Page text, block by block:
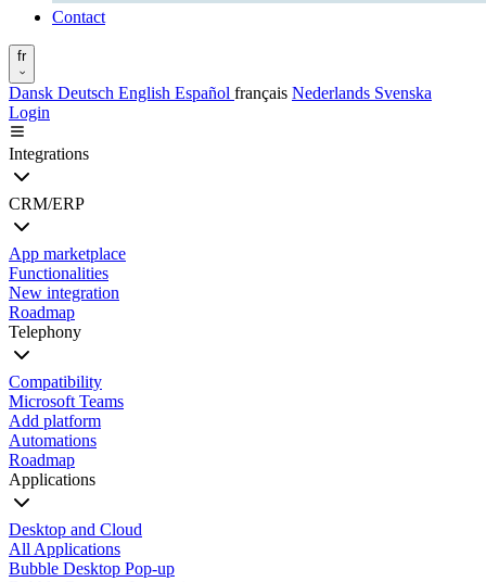
Contact
fr
Dansk Deutsch English Español français Nederlands Svenska
Login
Integrations
CRM/ERP
App marketplace
Functionalities
New integration
Roadmap
Telephony
Compatibility
Microsoft Teams
Add platform
Automations
Roadmap
Applications
Desktop and Cloud
All Applications
Bubble Desktop Pop-up